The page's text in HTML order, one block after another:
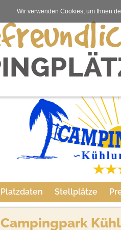
Platzdaten Stellplätze
Campingpark
Wir verwenden Cookies, um Ihnen